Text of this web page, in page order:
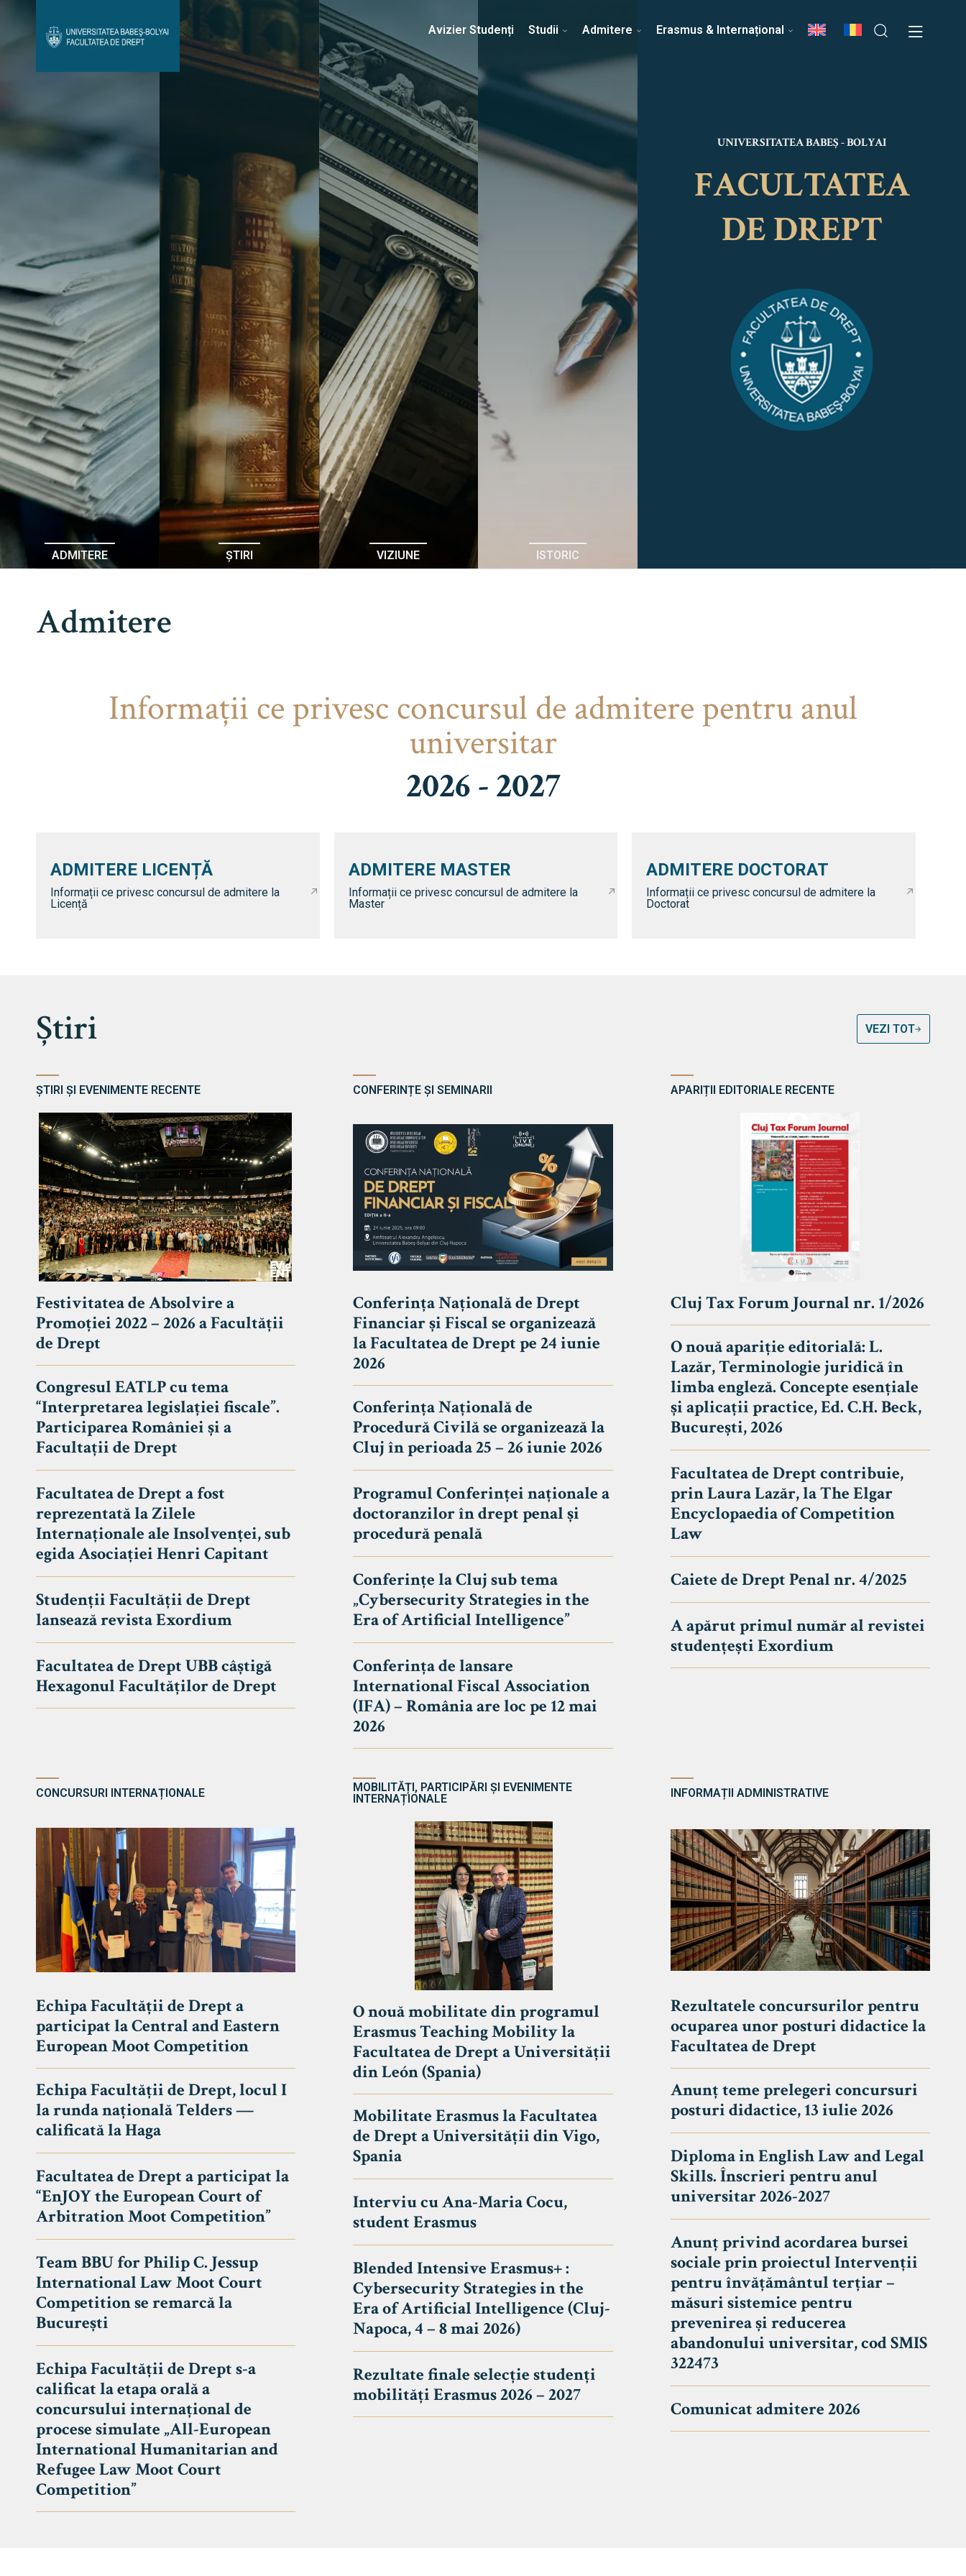
Avizier Studenți Admitere Erasmus & Internațional Despre Facultate Știri Echipa Facultății
Contact
UNIVERSITATEA BABEȘ - BOLYAI
FACULTATEA
DE DREPT
Avizier Studenți
Studii
Admitere
Erasmus & Internațional
Știri
Echipa Facultății
Bibliotecă & Reviste
Avizier Studenți Studii Admitere Erasmus & Internațional
ADMITERE ȘTIRI VIZIUNE ISTORIC
UNIVERSITATEA BABEȘ - BOLYAI
FACULTATEA
DE DREPT
Admitere
Informaţii ce privesc concursul de admitere pentru anul
universitar
2026 - 2027
ADMITERE LICENȚĂ
Informații ce privesc concursul de admitere la
Licență
ADMITERE MASTER
Informații ce privesc concursul de admitere la
Master
ADMITERE DOCTORAT
Informații ce privesc concursul de admitere la
Doctorat
Știri VEZI TOT
ȘTIRI ȘI EVENIMENTE RECENTE
Festivitatea de Absolvire a
Promoției 2022 – 2026 a Facultății
de Drept
Congresul EATLP cu tema
“Interpretarea legislației fiscale”.
Participarea României și a
Facultații de Drept
Facultatea de Drept a fost
reprezentată la Zilele
Internaționale ale Insolvenței, sub
egida Asociației Henri Capitant
Studenții Facultății de Drept
lansează revista Exordium
Facultatea de Drept UBB câștigă
Hexagonul Facultăților de Drept
CONFERINȚE ȘI SEMINARII
Conferința Națională de Drept
Financiar și Fiscal se organizează
la Facultatea de Drept pe 24 iunie
2026
Conferința Națională de
Procedură Civilă se organizează la
Cluj în perioada 25 – 26 iunie 2026
Programul Conferinței naționale a
doctoranzilor în drept penal și
procedură penală
Conferințe la Cluj sub tema
„Cybersecurity Strategies in the
Era of Artificial Intelligence”
Conferința de lansare
International Fiscal Association
(IFA) – România are loc pe 12 mai
2026
APARIȚII EDITORIALE RECENTE
Cluj Tax Forum Journal nr. 1/2026
O nouă apariție editorială: L.
Lazăr, Terminologie juridică în
limba engleză. Concepte esențiale
și aplicații practice, Ed. C.H. Beck,
București, 2026
Facultatea de Drept contribuie,
prin Laura Lazăr, la The Elgar
Encyclopaedia of Competition
Law
Caiete de Drept Penal nr. 4/2025
A apărut primul număr al revistei
studențești Exordium
CONCURSURI INTERNAȚIONALE
Echipa Facultății de Drept a
participat la Central and Eastern
European Moot Competition
Echipa Facultății de Drept, locul I
la runda națională Telders —
calificată la Haga
Facultatea de Drept a participat la
“EnJOY the European Court of
Arbitration Moot Competition”
Team BBU for Philip C. Jessup
International Law Moot Court
Competition se remarcă la
București
Echipa Facultății de Drept s-a
calificat la etapa orală a
concursului internațional de
procese simulate „All-European
International Humanitarian and
Refugee Law Moot Court
Competition”
MOBILITĂȚI, PARTICIPĂRI ȘI EVENIMENTE
INTERNAȚIONALE
O nouă mobilitate din programul
Erasmus Teaching Mobility la
Facultatea de Drept a Universității
din León (Spania)
Mobilitate Erasmus la Facultatea
de Drept a Universității din Vigo,
Spania
Interviu cu Ana-Maria Cocu,
student Erasmus
Blended Intensive Erasmus+ :
Cybersecurity Strategies in the
Era of Artificial Intelligence (Cluj-
Napoca, 4 – 8 mai 2026)
Rezultate finale selecție studenți
mobilități Erasmus 2026 – 2027
INFORMAȚII ADMINISTRATIVE
Rezultatele concursurilor pentru
ocuparea unor posturi didactice la
Facultatea de Drept
Anunț teme prelegeri concursuri
posturi didactice, 13 iulie 2026
Diploma in English Law and Legal
Skills. Înscrieri pentru anul
universitar 2026-2027
Anunț privind acordarea bursei
sociale prin proiectul Intervenții
pentru învățământul terțiar –
măsuri sistemice pentru
prevenirea și reducerea
abandonului universitar, cod SMIS
322473
Comunicat admitere 2026